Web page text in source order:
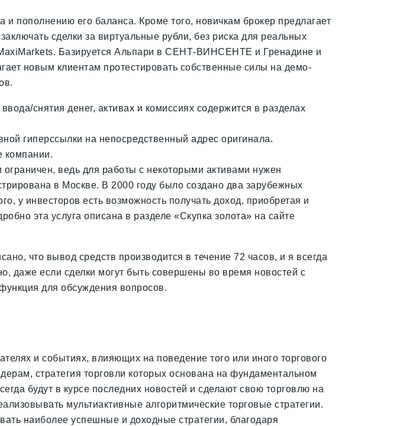
и пополнению его баланса. Кроме того, новичкам брокер предлагает
сделки за виртуальные рубли, без риска для реальных
Базируется Альпари в СЕНТ-ВИНСЕНТЕ и Гренадине и
новым клиентам протестировать собственные силы на демо-
снятия денег, активах и комиссиях содержится в разделах
гиперссылки на непосредственный адрес оригинала.
компании.
ограничен, ведь для работы с некоторыми активами нужен
в Москве. В 2000 году было создано два зарубежных
у инвесторов есть возможность получать доход, приобретая и
эта услуга описана в разделе «Скупка золота» на сайте
что вывод средств производится в течение 72 часов, и я всегда
даже если сделки могут быть совершены во время новостей с
для обсуждения вопросов.
и событиях, влияющих на поведение того или иного торгового
стратегия торговли которых основана на фундаментальном
будут в курсе последних новостей и сделают свою торговлю на
мультиактивные алгоритмические торговые стратегии.
наиболее успешные и доходные стратегии, благодаря